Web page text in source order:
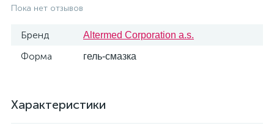
Пока нет отзывов
Бренд Altermed Corporation a.s.
Форма гель-смазка
Характеристики